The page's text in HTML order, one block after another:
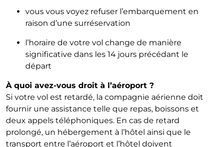
vous vous voyez refuser l’embarquement en
raison d’une surréservation
l’horaire de votre vol change de manière
significative dans les 14 jours précédant le
départ
À quoi avez-vous droit à l’aéroport ?
Si votre vol est retardé, la compagnie aérienne doit
fournir une assistance telle que repas, boissons et
deux appels téléphoniques. En cas de retard
prolongé, un hébergement à l’hôtel ainsi que le
transport entre l’aéroport et l’hôtel doivent